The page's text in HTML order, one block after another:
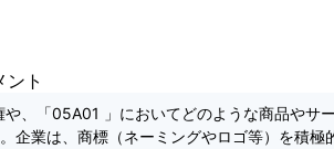
ント
や、「05A01 」においてどのような商品やサ
企業は、商標（ネーミングやロゴ等）を積極